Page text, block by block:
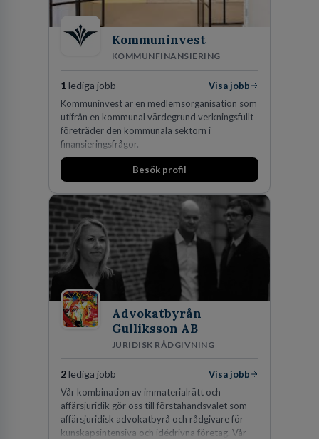
Kommuninvest
KOMMUNFINANSIERING
1lediga jobb
Visa jobb
Kommuninvest är en medlemsorganisation som
utifrån en kommunal värdegrund verkningsfullt
företräder den kommunala sektorn i
finansieringsfrågor.
Besök profil
Advokatbyrån
Gulliksson AB
JURIDISK RÅDGIVNING
2lediga jobb
Visa jobb
Vår kombination av immaterialrätt och
affärsjuridik gör oss till förstahandsvalet som
affärsjuridisk advokatbyrå och rådgivare för
kunskapsintensiva och idédrivna företag. Vår